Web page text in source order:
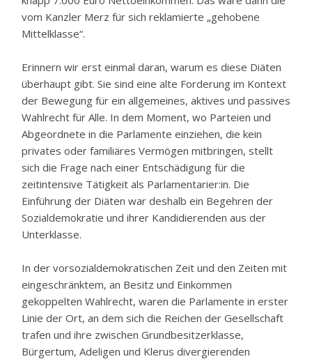
vom Kanzler Merz für sich reklamierte „gehobene
Mittelklasse“.
Erinnern wir erst einmal daran, warum es diese Diäten
überhaupt gibt. Sie sind eine alte Forderung im Kontext
der Bewegung für ein allgemeines, aktives und passives
Wahlrecht für Alle. In dem Moment, wo Parteien und
Abgeordnete in die Parlamente einziehen, die kein
privates oder familiäres Vermögen mitbringen, stellt
sich die Frage nach einer Entschädigung für die
zeitintensive Tätigkeit als Parlamentarier:in. Die
Einführung der Diäten war deshalb ein Begehren der
Sozialdemokratie und ihrer Kandidierenden aus der
Unterklasse.
In der vorsozialdemokratischen Zeit und den Zeiten mit
eingeschränktem, an Besitz und Einkommen
gekoppelten Wahlrecht, waren die Parlamente in erster
Linie der Ort, an dem sich die Reichen der Gesellschaft
trafen und ihre zwischen Grundbesitzerklasse,
Bürgertum, Adeligen und Klerus divergierenden